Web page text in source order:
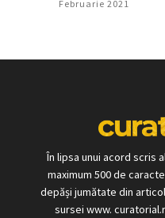
Februarie 2021
În lipsa unui acord scris
maximum 500 de
depăși jumătate din
sursei www.